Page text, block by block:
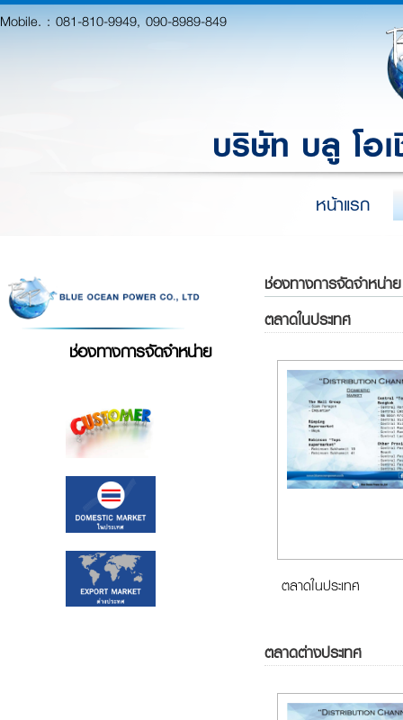
Mobile. :081-810-9949, 090-8989-849
บริษัท บลู โอ
หน้าแรก
ช่องทางการจัดจำหน่าย
ช่องทางการจัดจำหน่าย
ตลาดในประเทศ
ตลาดในประเทศ
ตลาดต่างประเทศ